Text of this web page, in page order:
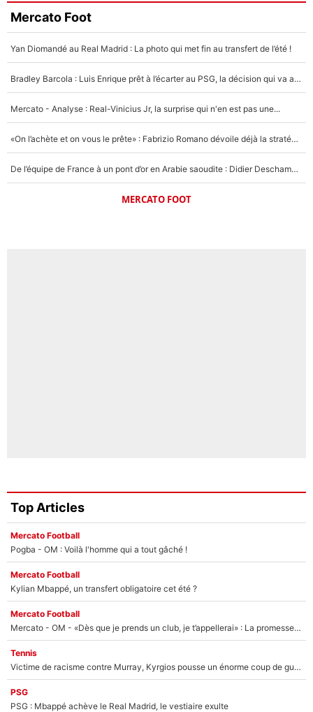
Mercato Foot
Yan Diomandé au Real Madrid : La photo qui met fin au transfert de l’été !
Bradley Barcola : Luis Enrique prêt à l’écarter au PSG, la décision qui va accélérer son transfert à Liverpool ?
Mercato - Analyse : Real-Vinicius Jr, la surprise qui n'en est pas une...
«On l’achète et on vous le prête» : Fabrizio Romano dévoile déjà la stratégie du PSG avec le transfert de Zion Suzuki !
De l’équipe de France à un pont d’or en Arabie saoudite : Didier Deschamps a donné sa réponse !
MERCATO FOOT
Top Articles
Mercato Football
Pogba - OM : Voilà l'homme qui a tout gâché !
Mercato Football
Kylian Mbappé, un transfert obligatoire cet été ?
Mercato Football
Mercato - OM - «Dès que je prends un club, je t’appellerai» : La promesse de Marcelino au moment de claquer la porte
Tennis
Victime de racisme contre Murray, Kyrgios pousse un énorme coup de gueule !
PSG
PSG : Mbappé achève le Real Madrid, le vestiaire exulte